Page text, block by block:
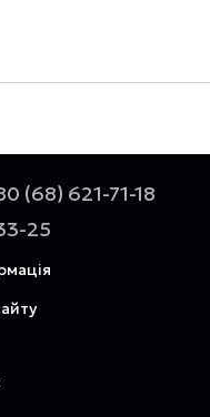
(68) 621-71-18
25